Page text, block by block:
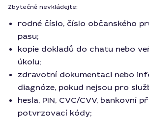
Zbytečně nevkládejte:
rodné číslo, číslo občanského
pasu;
kopie dokladů do chatu nebo
úkolu;
zdravotní dokumentaci nebo
diagnóze, pokud nejsou pro
hesla, PIN, CVC/CVV, bankovní
potvrzovací kódy;